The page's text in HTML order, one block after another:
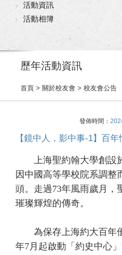
活動資訊
活動相簿
歷年活動資訊
首頁 > 關於校友會 > 校友會公告
發佈時間：
【鏡中人，影中事-1】百
上海聖約翰大學創設於
因中國高等學校院系調整
頭。走過73年風雨歲月，
璀璨輝煌的傳奇。
為保存上海約大百年
年7月起啟動「約史中心